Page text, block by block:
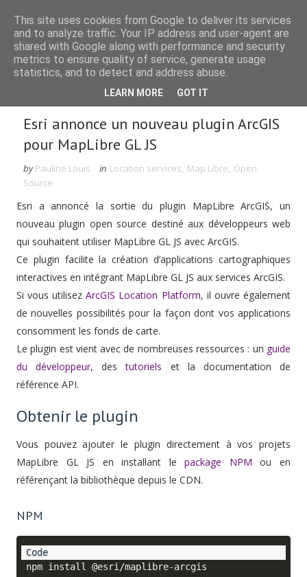
Rechercher dans le blog
Esri annonce un nouveau plugin ArcGIS
pour MapLibre GL JS
by Pauline Louis in Location services, Map Libre, Open
Source
Esri a annoncé la sortie du plugin MapLibre ArcGIS, un
nouveau plugin open source destiné aux développeurs web
qui souhaitent utiliser MapLibre GL JS avec ArcGIS.
Ce plugin facilite la création d’applications cartographiques
interactives en intégrant MapLibre GL JS aux services ArcGIS.
Si vous utilisezArcGIS Location Platform, il ouvre également
de nouvelles possibilités pour la façon dont vos applications
consomment les fonds de carte.
Le plugin est vient avec de nombreuses ressources : un guide
du développeur, destutoriels et la documentation de
référence API.
Obtenir le plugin
Vous pouvez ajouter le plugin directement à vos projets
MapLibre GL JS en installant lepackage NPM ou en
référençant la bibliothèque depuis le CDN.
NPM
npm install @esri/maplibre-arcgis
This site uses cookies from Google to deliver its services
and to analyze traffic. Your IP address and user-agent are
shared with Google along with performance and security
metrics to ensure quality of service, generate usage
statistics, and to detect and address abuse.
LEARN MORE GOT IT